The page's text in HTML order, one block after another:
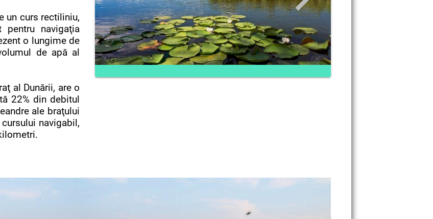
un curs rectiliniu,
pentru navigaţia
o lungime de
de apă al
al Dunării, are o
22% din debitul
ale braţului
navigabil,